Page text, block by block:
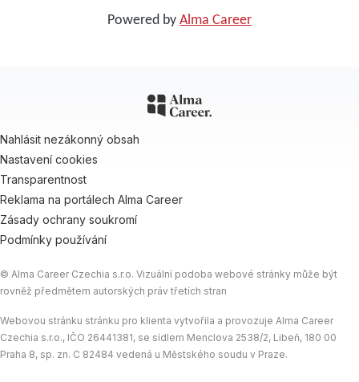
Powered by Alma Career
Nahlásit nezákonný obsah
Nastavení cookies
Transparentnost
Reklama na portálech Alma Career
Zásady ochrany soukromí
Podmínky používání
© Alma Career Czechia s.r.o. Vizuální podoba webové stránky může být
rovněž předmětem autorských práv třetích stran
Webovou stránku stránku pro klienta vytvořila a provozuje Alma Career
Czechia s.r.o., IČO 26441381, se sídlem Menclova 2538/2, Libeň, 180 00
Praha 8, sp. zn. C 82484 vedená u Městského soudu v Praze.